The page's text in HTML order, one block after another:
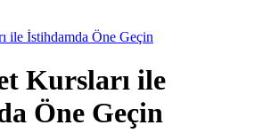
ile İstihdamda Öne Geçin
Kursları ile
Öne Geçin